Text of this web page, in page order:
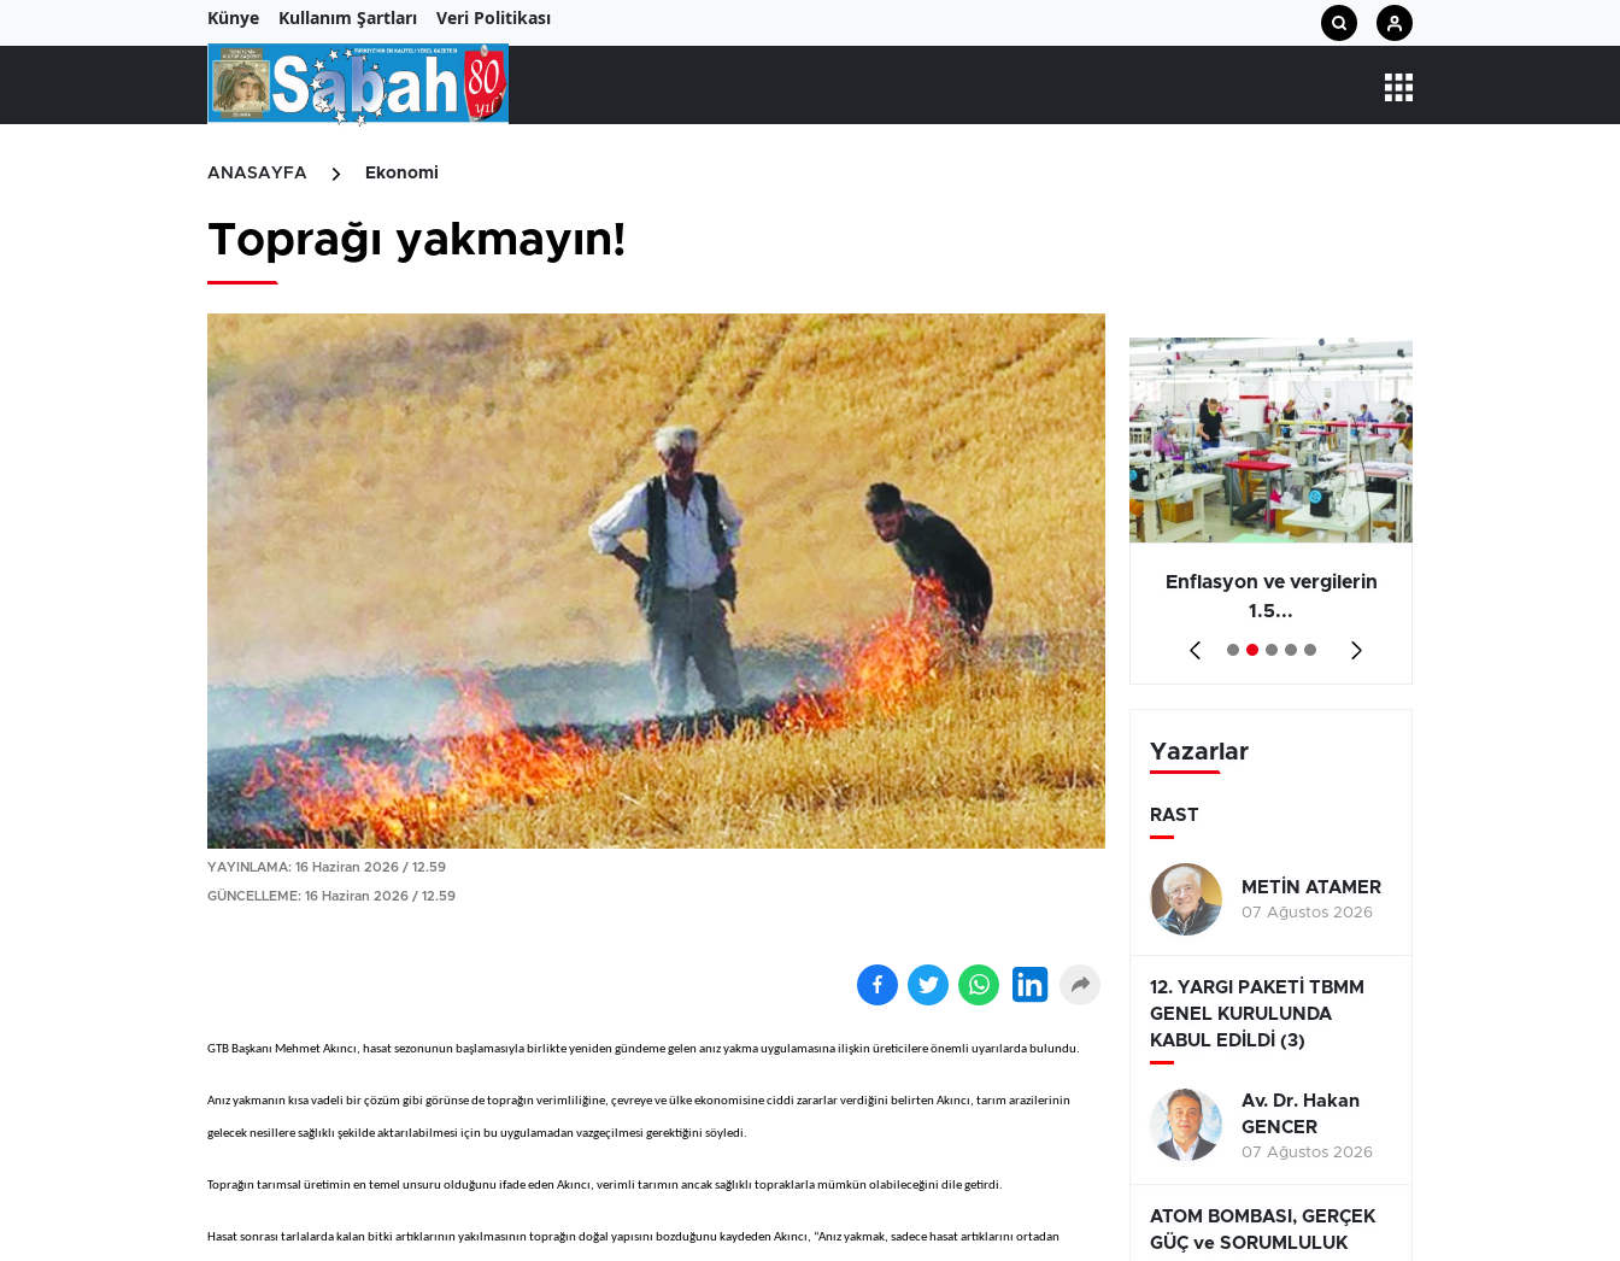
Künye Kullanım Şartları Veri Politikası
ANASAYFA Ekonomi
Toprağı yakmayın!
YAYINLAMA: 16 Haziran 2026 / 12.59
GÜNCELLEME: 16 Haziran 2026 / 12.59
GTB Başkanı Mehmet Akıncı, hasat sezonunun başlamasıyla birlikte yeniden gündeme gelen anız yakma uygulamasına ilişkin üreticilere önemli uyarılarda bulundu.
Anız yakmanın kısa vadeli bir çözüm gibi görünse de toprağın verimliliğine, çevreye ve ülke ekonomisine ciddi zararlar verdiğini belirten Akıncı, tarım arazilerinin
gelecek nesillere sağlıklı şekilde aktarılabilmesi için bu uygulamadan vazgeçilmesi gerektiğini söyledi.
Toprağın tarımsal üretimin en temel unsuru olduğunu ifade eden Akıncı, verimli tarımın ancak sağlıklı topraklarla mümkün olabileceğini dile getirdi.
Hasat sonrası tarlalarda kalan bitki artıklarının yakılmasının toprağın doğal yapısını bozduğunu kaydeden Akıncı, “Anız yakmak, sadece hasat artıklarını ortadan
Birçok uyku hastalığının
tan...
En ucuz sigara 120 TL, en
pa...
Enflasyon ve vergilerin
1.5...
Yazarlar
RAST
METİN ATAMER
07 Ağustos 2026
12. YARGI PAKETİ TBMM
GENEL KURULUNDA
KABUL EDİLDİ (3)
Av. Dr. Hakan
GENCER
07 Ağustos 2026
ATOM BOMBASI, GERÇEK
GÜÇ ve SORUMLULUK